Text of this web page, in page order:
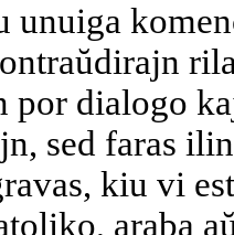
unuiga
por dialogo
sed faras
kiu vi
araba